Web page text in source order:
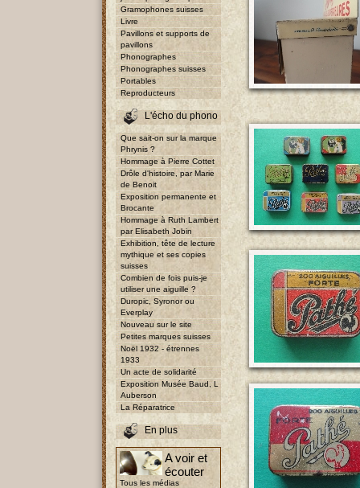
Gramophones suisses
Livre
Pavillons et supports de
pavillons
Phonographes
Phonographes suisses
Portables
Reproducteurs
L'écho du phono
Que sait-on sur la marque
Phrynis ?
Hommage à Pierre Cottet
Drôle d'histoire, par Marie
de Benoit
Exposition permanente et
Brocante
Hommage à Ruth Lambert
par Elisabeth Jobin
Exhibition, tête de lecture
mythique et ses copies
suisses
Combien de fois puis-je
utiliser une aiguille ?
Duropic, Syronor ou
Everplay
Nouveau sur le site
Petites marques suisses
Noël 1932 - étrennes
1933
Un acte de solidarité
Exposition Musée Baud, L
Auberson
La Réparatrice
En plus
A voir et
écouter
Tous les médias